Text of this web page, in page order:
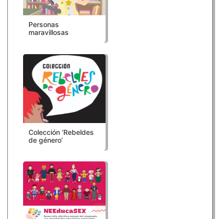
Personas
maravillosas
Colección ‘Rebeldes
de género’